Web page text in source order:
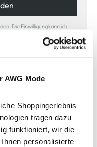
AWG Mode
Shoppingerlebnis
tragen dazu
funktioniert, wir die
personalisierte
Die Einwilligung kann ich